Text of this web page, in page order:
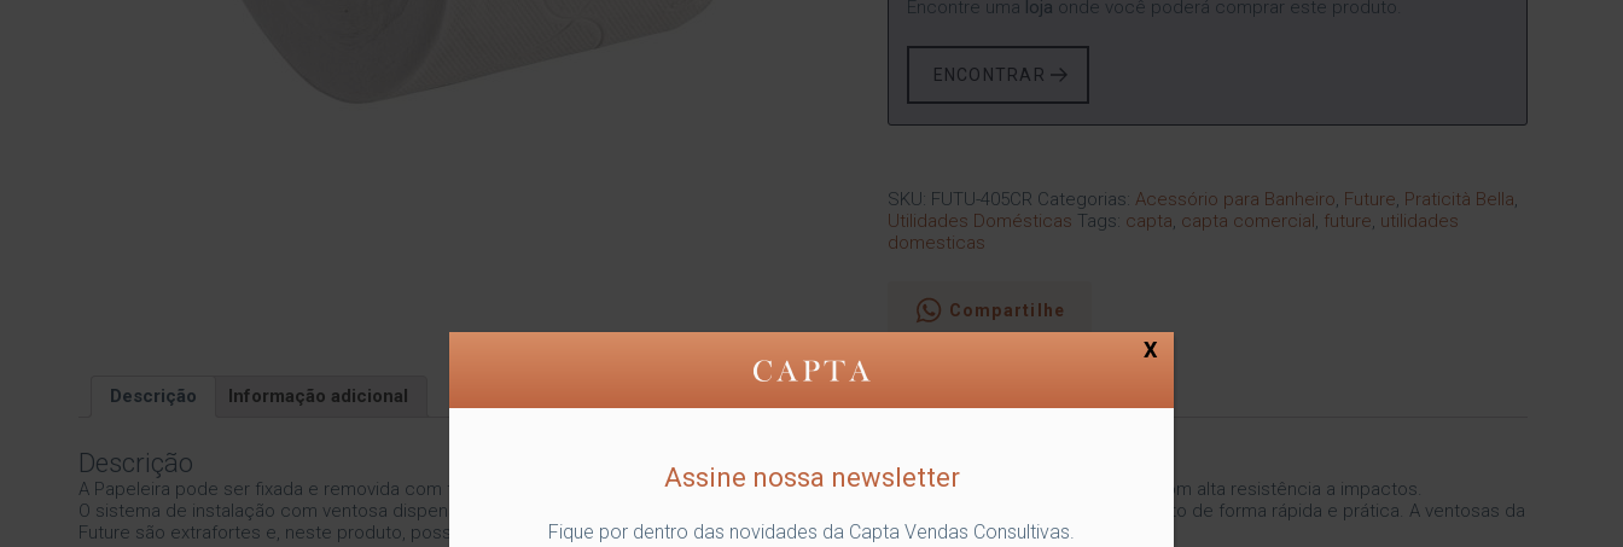
Encontre uma loja onde você poderá comprar este produto.
ENCONTRAR
SKU: FUTU-405CR Categorias: Acessório para Banheiro, Future, Praticità Bella,
Utilidades Domésticas Tags: capta, capta comercial, future, utilidades
domesticas
Compartilhe
Descrição Informação adicional
Descrição
A Papeleira pode ser fixada e removida com facilidade. Posicione no melhor local no banheiro ou no lavabo. Fabricada em plástico com alta resistência a impactos.
O sistema de instalação com ventosa dispensa o uso de ferramentas, os furos e a sujeira. Utiliza a sucção a vácuo para fixar o produto de forma rápida e prática. A ventosas da
Future são extrafortes e, neste produto, possue capacidade de suportar até 0,5kg.
Assine nossa newsletter
Fique por dentro das novidades da Capta Vendas Consultivas.
X